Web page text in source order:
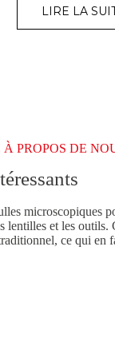
LIRE LA
DU
PROPOS DE
microscopiques
et les
ce qui en